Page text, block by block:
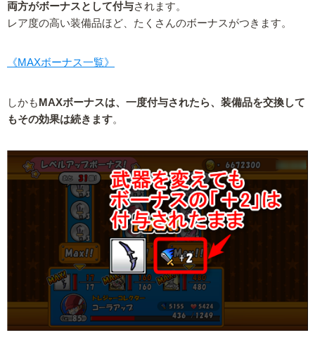
両方がボーナスとして付与されます。
レア度の高い装備品ほど、たくさんのボーナスがつきます。
《MAXボーナス一覧》
しかも MAXボーナスは、一度付与されたら、装備品を交換して
もその効果は続きます。